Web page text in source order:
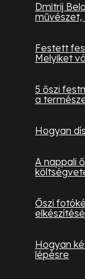
Dmitrij
művészet,
Festett
Melyiket
5 őszi
a
Hogyan
A nappali
Őszi
Hogyan
lépésre